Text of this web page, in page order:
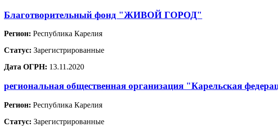
Благотворительный фонд "ЖИВОЙ ГОРОД"
Регион: Республика Карелия
Статус: Зарегистрированные
Дата ОГРН: 13.11.2020
региональная общественная организация "Карельская
Регион: Республика Карелия
Статус: Зарегистрированные